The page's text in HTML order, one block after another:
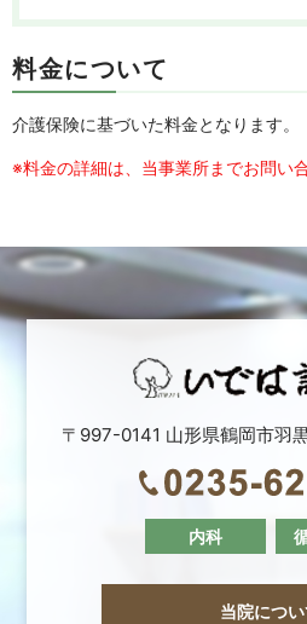
料金について
介護保険に基づいた料金となります。
※料金の詳細は、当事業所までお問い
〒997-0141 山形県鶴岡市羽
内科
当院につ